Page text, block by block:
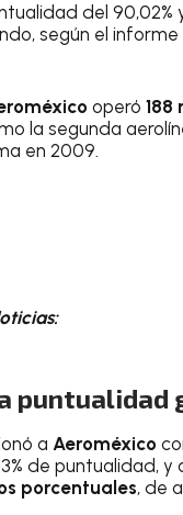
del 90,02%
según el
operó 188
la segunda
en 2009.
puntualidad
a Aeroméxico
de puntualidad, y
porcentuales, de